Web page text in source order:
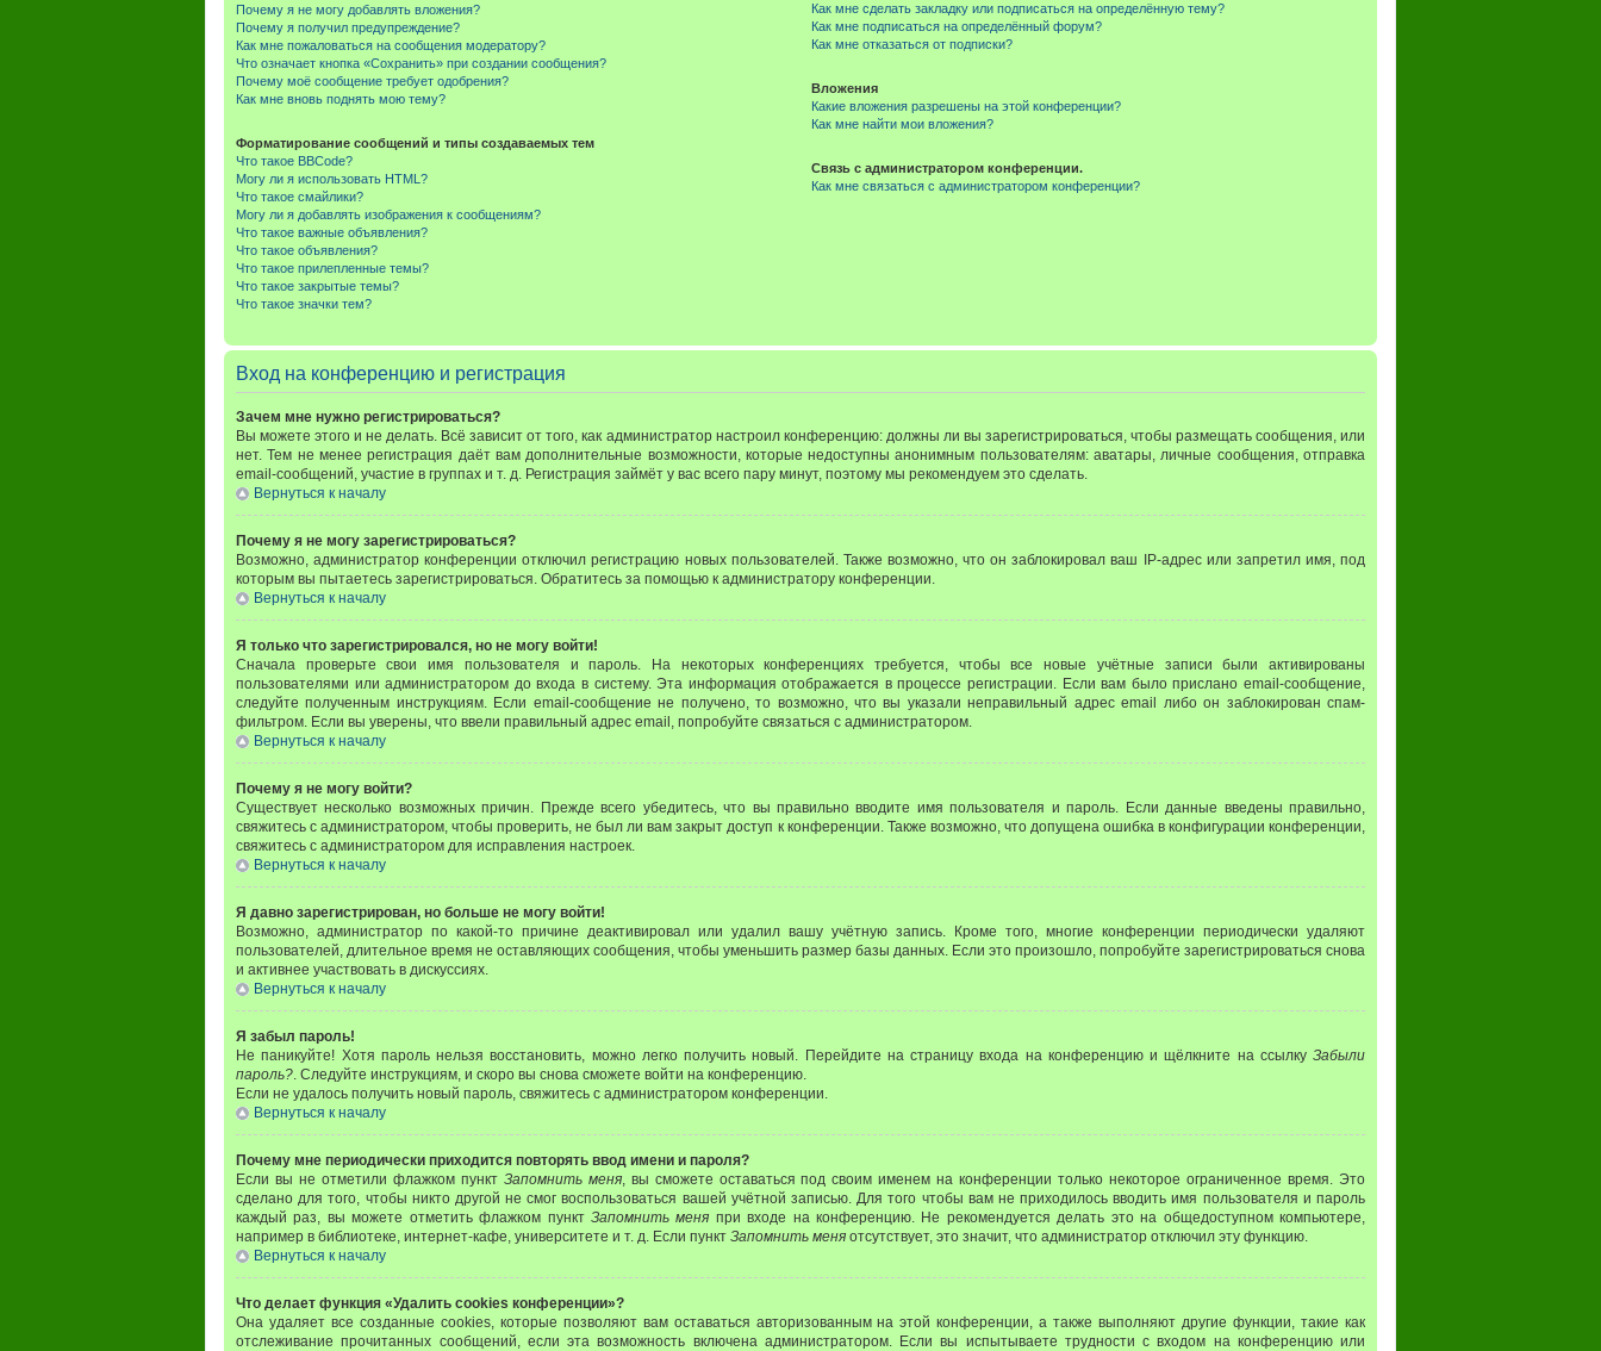
Почему я не могу добавлять вложения?
Почему я получил предупреждение?
Как мне пожаловаться на сообщения модератору?
Что означает кнопка «Сохранить» при создании сообщения?
Почему моё сообщение требует одобрения?
Как мне вновь поднять мою тему?
Форматирование сообщений и типы создаваемых тем
Что такое BBCode?
Могу ли я использовать HTML?
Что такое смайлики?
Могу ли я добавлять изображения к сообщениям?
Что такое важные объявления?
Что такое объявления?
Что такое прилепленные темы?
Что такое закрытые темы?
Что такое значки тем?
Как мне сделать закладку или подписаться на определённую тему?
Как мне подписаться на определённый форум?
Как мне отказаться от подписки?
Вложения
Какие вложения разрешены на этой конференции?
Как мне найти мои вложения?
Связь с администратором конференции.
Как мне связаться с администратором конференции?
Вход на конференцию и регистрация
Зачем мне нужно регистрироваться?
Вы можете этого и не делать. Всё зависит от того, как администратор настроил конференцию: должны ли вы зарегистрироваться, чтобы размещать сообщения, или
нет. Тем не менее регистрация даёт вам дополнительные возможности, которые недоступны анонимным пользователям: аватары, личные сообщения, отправка
email-сообщений, участие в группах и т. д. Регистрация займёт у вас всего пару минут, поэтому мы рекомендуем это сделать.
Вернуться к началу
Почему я не могу зарегистрироваться?
Возможно, администратор конференции отключил регистрацию новых пользователей. Также возможно, что он заблокировал ваш IP-адрес или запретил имя, под
которым вы пытаетесь зарегистрироваться. Обратитесь за помощью к администратору конференции.
Вернуться к началу
Я только что зарегистрировался, но не могу войти!
Сначала проверьте свои имя пользователя и пароль. На некоторых конференциях требуется, чтобы все новые учётные записи были активированы
пользователями или администратором до входа в систему. Эта информация отображается в процессе регистрации. Если вам было прислано email-сообщение,
следуйте полученным инструкциям. Если email-сообщение не получено, то возможно, что вы указали неправильный адрес email либо он заблокирован спам-
фильтром. Если вы уверены, что ввели правильный адрес email, попробуйте связаться с администратором.
Вернуться к началу
Почему я не могу войти?
Существует несколько возможных причин. Прежде всего убедитесь, что вы правильно вводите имя пользователя и пароль. Если данные введены правильно,
свяжитесь с администратором, чтобы проверить, не был ли вам закрыт доступ к конференции. Также возможно, что допущена ошибка в конфигурации конференции,
свяжитесь с администратором для исправления настроек.
Вернуться к началу
Я давно зарегистрирован, но больше не могу войти!
Возможно, администратор по какой-то причине деактивировал или удалил вашу учётную запись. Кроме того, многие конференции периодически удаляют
пользователей, длительное время не оставляющих сообщения, чтобы уменьшить размер базы данных. Если это произошло, попробуйте зарегистрироваться снова
и активнее участвовать в дискуссиях.
Вернуться к началу
Я забыл пароль!
Не паникуйте! Хотя пароль нельзя восстановить, можно легко получить новый. Перейдите на страницу входа на конференцию и щёлкните на ссылку Забыли
пароль?. Следуйте инструкциям, и скоро вы снова сможете войти на конференцию.
Если не удалось получить новый пароль, свяжитесь с администратором конференции.
Вернуться к началу
Почему мне периодически приходится повторять ввод имени и пароля?
Если вы не отметили флажком пункт Запомнить меня, вы сможете оставаться под своим именем на конференции только некоторое ограниченное время. Это
сделано для того, чтобы никто другой не смог воспользоваться вашей учётной записью. Для того чтобы вам не приходилось вводить имя пользователя и пароль
каждый раз, вы можете отметить флажком пункт Запомнить меня при входе на конференцию. Не рекомендуется делать это на общедоступном компьютере,
например в библиотеке, интернет-кафе, университете и т. д. Если пункт Запомнить меня отсутствует, это значит, что администратор отключил эту функцию.
Вернуться к началу
Что делает функция «Удалить cookies конференции»?
Она удаляет все созданные cookies, которые позволяют вам оставаться авторизованным на этой конференции, а также выполняют другие функции, такие как
отслеживание прочитанных сообщений, если эта возможность включена администратором. Если вы испытываете трудности с входом на конференцию или